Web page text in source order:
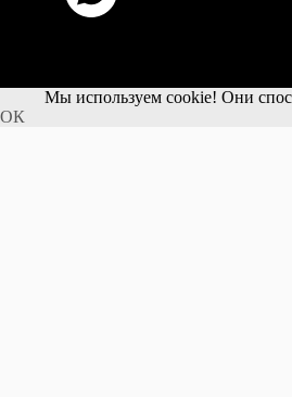
Мы используем cookie! Они
ОК